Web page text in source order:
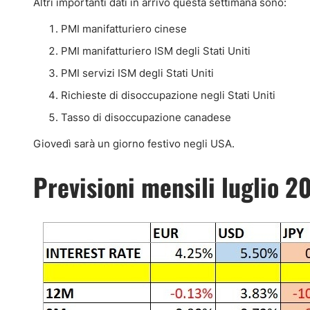
PMI manifatturiero cinese
PMI manifatturiero ISM degli Stati Uniti
PMI servizi ISM degli Stati Uniti
Richieste di disoccupazione negli Stati Uniti
Tasso di disoccupazione canadese
Giovedì sarà un giorno festivo negli USA.
Previsioni mensili luglio